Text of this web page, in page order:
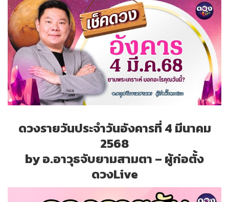
ดวงรายวันประจำวันอังคารที่ 4 มีนาคม
2568
by อ.อาวุธจับยามสามตา – ผู้ก่อตั้ง
ดวงLive